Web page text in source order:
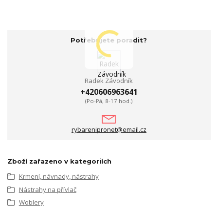
Potřebujete poradit?
Radek Závodník
+420606963641
(Po-Pá, 8-17 hod.)
rybarenipronet@email.cz
Zboží zařazeno v kategoriích
Krmení, návnady, nástrahy
Nástrahy na přívlač
Woblery